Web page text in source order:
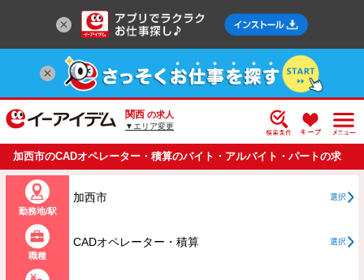
関西 の求人
▼エリア変更
加西市のCADオペレーター・積算のバイト・アルバイト・パートの求
人情報一覧
勤務地/駅
加西市 選択
職種
CADオペレーター・積算 選択